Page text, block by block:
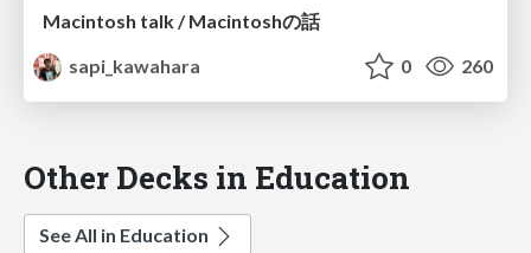
Macintosh talk / Macintoshの話
sapi_kawahara
0 260
Other Decks in Education
See All in Education